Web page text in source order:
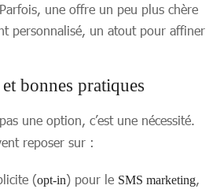
une offre un peu plus chère
personnalisé, un atout pour affiner
bonnes pratiques
une option, c’est une nécessité.
reposer sur :
(opt-in) pour le SMS marketing,